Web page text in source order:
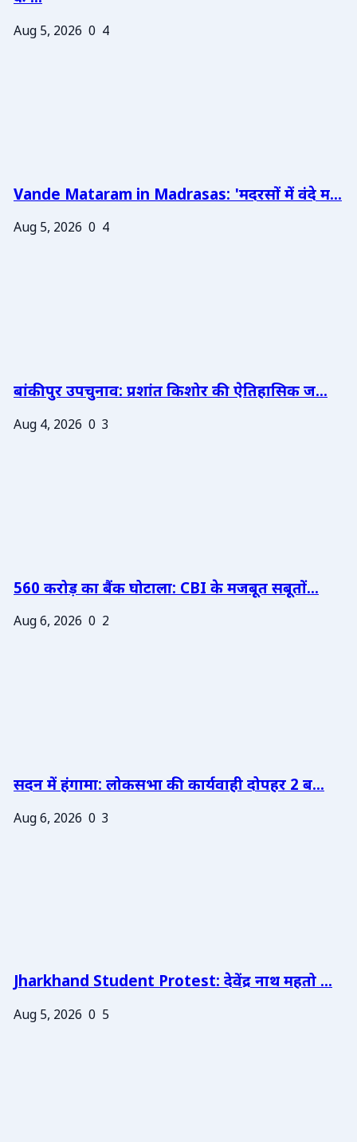
Aug 5, 2026 0 4
Vande Mataram in Madrasas: 'मदरसों में वंदे म...
Aug 5, 2026 0 4
बांकीपुर उपचुनाव: प्रशांत किशोर की ऐतिहासिक ज...
Aug 4, 2026 0 3
560 करोड़ का बैंक घोटाला: CBI के मजबूत सबूतों...
Aug 6, 2026 0 2
सदन में हंगामा: लोकसभा की कार्यवाही दोपहर 2 ब...
Aug 6, 2026 0 3
Jharkhand Student Protest: देवेंद्र नाथ महतो ...
Aug 5, 2026 0 5